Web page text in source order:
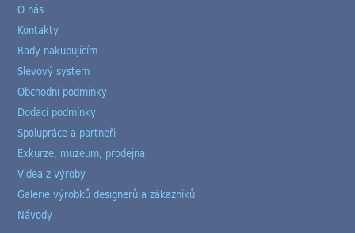
O nás
Kontakty
Rady nakupujícím
Slevový system
Obchodní podmínky
Dodací podmínky
Spolupráce a partneři
Exkurze, muzeum, prodejna
Videa z výroby
Galerie výrobků designerů a zákazníků
Návody